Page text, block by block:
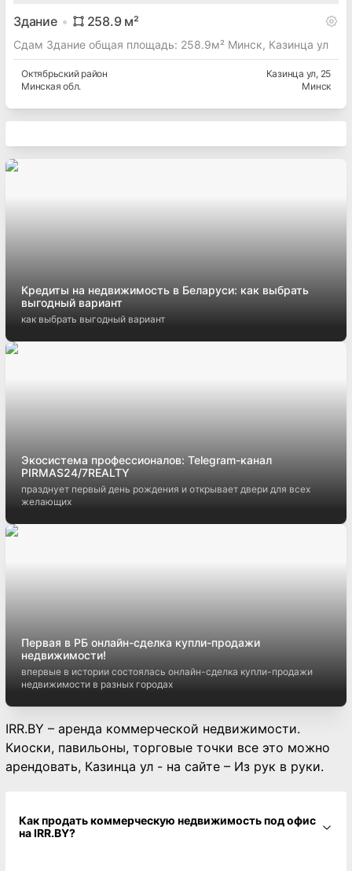
Здание 258.9м²
Сдам Здание общая площадь: 258.9м² Минск, Казинца ул
Октябрьский район
Минская обл.
Казинца ул, 25
Минск
Кредиты на недвижимость в Беларуси: как выбрать
выгодный вариант
как выбрать выгодный вариант
Экосистема профессионалов: Telegram-канал
PIRMAS24/7REALTY
празднует первый день рождения и открывает двери для всех
желающих
Первая в РБ онлайн-сделка купли-продажи
недвижимости!
впервые в истории состоялась онлайн-сделка купли-продажи
недвижимости в разных городах
IRR.BY – аренда коммерческой недвижимости.
Киоски, павильоны, торговые точки все это можно
арендовать, Казинца ул - на сайте – Из рук в руки.
Как продать коммерческую недвижимость под офис
на IRR.BY?